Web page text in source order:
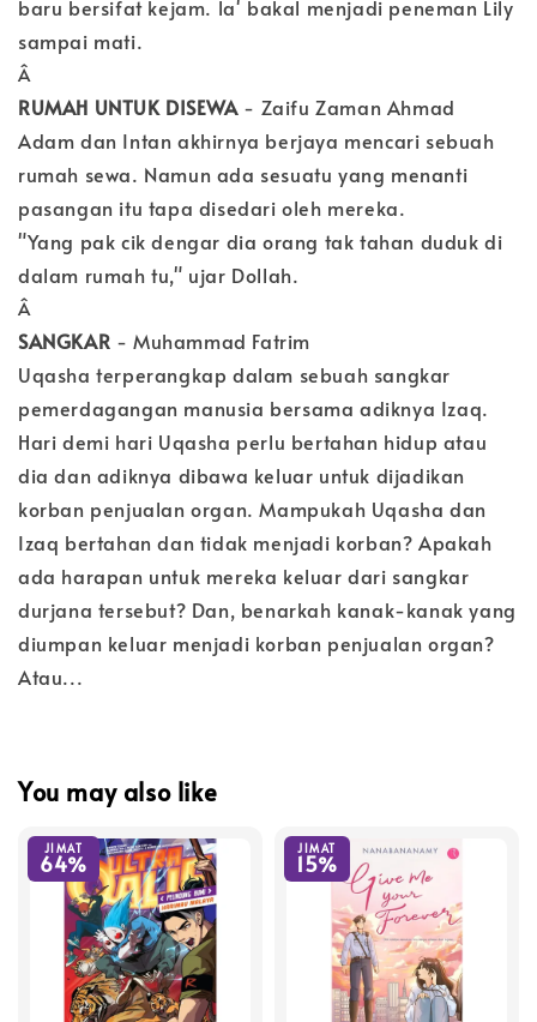
baru bersifat kejam. la' bakal menjadi peneman Lily
sampai mati.
Â
RUMAH UNTUK DISEWA- Zaifu Zaman Ahmad
Adam dan Intan akhirnya berjaya mencari sebuah
rumah sewa. Namun ada sesuatu yang menanti
pasangan itu tapa disedari oleh mereka.
"Yang pak cik dengar dia orang tak tahan duduk di
dalam rumah tu," ujar Dollah.
Â
SANGKAR - Muhammad Fatrim
Uqasha terperangkap dalam sebuah sangkar
pemerdagangan manusia bersama adiknya Izaq.
Hari demi hari Uqasha perlu bertahan hidup atau
dia dan adiknya dibawa keluar untuk dijadikan
korban penjualan organ. Mampukah Uqasha dan
Izaq bertahan dan tidak menjadi korban? Apakah
ada harapan untuk mereka keluar dari sangkar
durjana tersebut? Dan, benarkah kanak-kanak yang
diumpan keluar menjadi korban penjualan organ?
Atau...
You may also like
JIMAT
64%
JIMAT
15%